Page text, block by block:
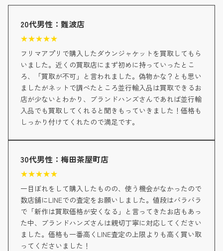
20代男性：難波店
★★★★★
フリマアプリで購入したダウンジャケットを買取してもら
いました。近くの買取店にまず初めに持っていったとこ
ろ、「買取が不可」と言われました。偽物かな？とも思い
ましたがネットで調べたところ並行輸入品は買取できるお
店が少ないとわかり、ブランドハンズさんであれば並行輸
入品でも買取してくれると聞きもっていきました！価格も
しっかり付けてくれたので満足です。
30代男性：梅田茶屋町店
★★★★★
一目ぼれをして購入したものの、使う機会がなかったので
数店舗にLINEでの査定をお願いしました。値段はバラバラ
で「新作は買取価格が安くなる」と言ってきたお店もあっ
た中、ブランドハンズさんは親切丁寧に対応してください
ました。価格も一番高くLINE査定の上限よりも高く買い取
ってくださいました！